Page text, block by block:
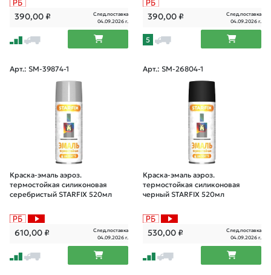
390,00₽
След.поставка
04.09.2026 г.
390,00₽
След.поставка
04.09.2026 г.
5
Арт.: SM-39874-1
Краска-эмаль аэроз.
термостойкая силиконовая
серебристый STARFIX 520мл
610,00₽
След.поставка
04.09.2026 г.
Арт.: SM-26804-1
Краска-эмаль аэроз.
термостойкая силиконовая
черный STARFIX 520мл
530,00₽
След.поставка
04.09.2026 г.